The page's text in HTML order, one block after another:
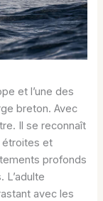
et l’une des
breton. Avec
Il se reconnaît
étroites et
profonds
L’adulte
avec les